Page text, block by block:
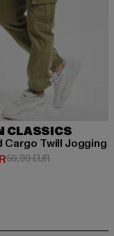
CLASSICS
Cargo Twill Jogging
Preis: 37,19 EUR
59,99 EURAktionspreis: